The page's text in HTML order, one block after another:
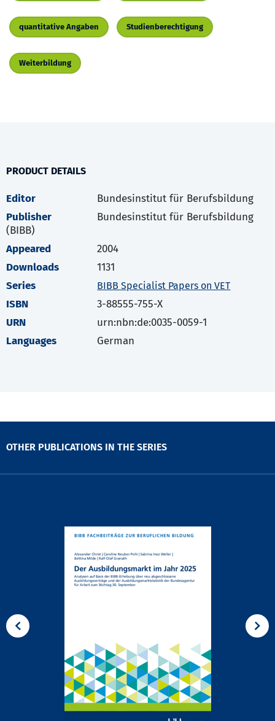
quantitative Angaben Studienberechtigung
Weiterbildung
PRODUCT DETAILS
Editor
Bundesinstitut für Berufsbildung
Publisher
Bundesinstitut für Berufsbildung
(BIBB)
Appeared
2004
Downloads
1131
Series
BIBB Specialist Papers on VET
ISBN
3-88555-755-X
URN
urn:nbn:de:0035-0059-1
Languages
German
OTHER PUBLICATIONS IN THE SERIES